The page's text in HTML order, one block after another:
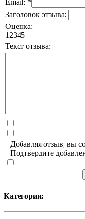
Email: *
Заголовок отзыва:
Оценка:
1 2345
Текст отзыва:
Добавляя отзыв, вы
Подтвердите
Категории: